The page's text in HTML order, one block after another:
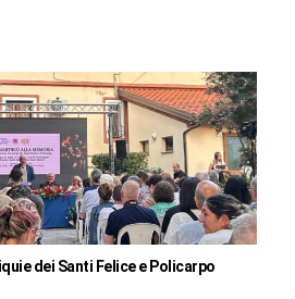
dei Santi Felice e Policarpo